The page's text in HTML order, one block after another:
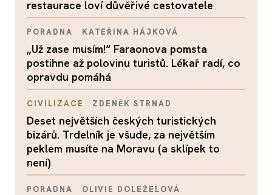
restaurace loví důvěřivé cestovatele
PORADNA KATEŘINA HÁJKOVÁ
„Už zase musím!“ Faraonova pomsta
postihne až polovinu turistů. Lékař radí, co
opravdu pomáhá
CIVILIZACE ZDENĚK STRNAD
Deset největších českých turistických
bizárů. Trdelník je všude, za největším
peklem musíte na Moravu (a sklípek to
není)
PORADNA OLIVIE DOLEŽELOVÁ